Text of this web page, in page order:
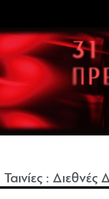
Ταινίες :Διεθνές